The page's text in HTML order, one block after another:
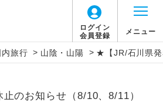
ログイン
会員登録
メニュー
内旅行 > 山陰・山陽 > ★【JR/石川県発
のお知らせ（8/10、8/11）
説明
路出発空港（駅）から復路到着空港
（駅）まで同行します。